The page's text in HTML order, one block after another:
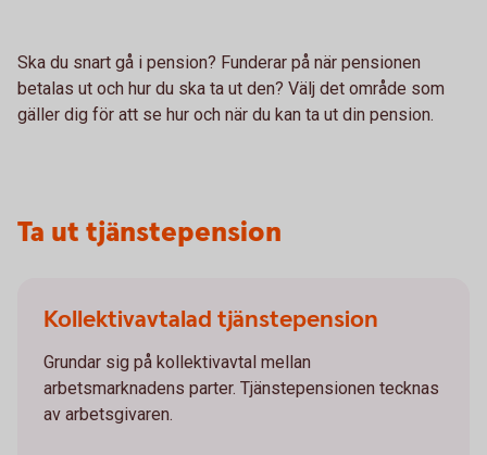
Ska du snart gå i pension? Funderar på när pensionen
betalas ut och hur du ska ta ut den? Välj det område som
gäller dig för att se hur och när du kan ta ut din pension.
Ta ut tjänstepension
Kollektivavtalad tjänstepension
Grundar sig på kollektivavtal mellan
arbetsmarknadens parter. Tjänstepensionen tecknas
av arbetsgivaren.